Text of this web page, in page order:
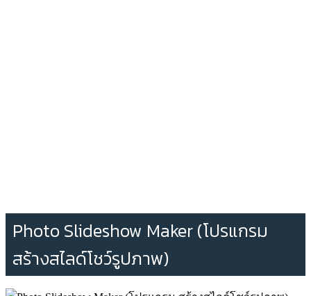
Photo Slideshow Maker (โปรแกรม
สร้างสไลด์โชว์รูปภาพ)